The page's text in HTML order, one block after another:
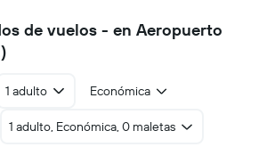
de vuelos - en Aeropuerto
1 adulto Económica
1 adulto, Económica, 0 maletas